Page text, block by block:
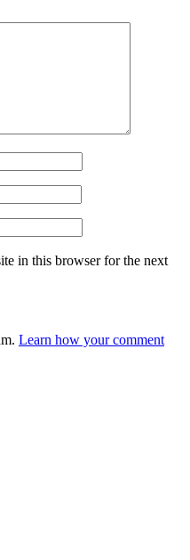
in this browser for the next
Learn how your comment